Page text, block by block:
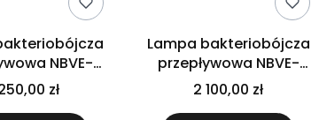
NBVE-
S - sufitowa
zł
Lampa bakteriobójcza
przepływowa NBVE-
60/30 N - naścienna
2 100,00 zł